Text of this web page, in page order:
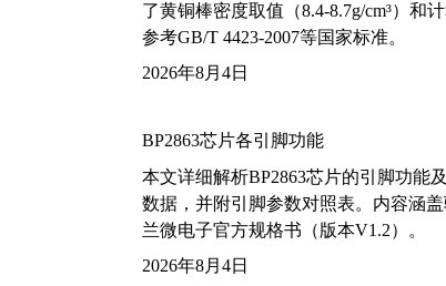
了黄铜棒密度取值（8.4-8.7g/cm³）
参考GB/T 4423-2007等国家标准。
2026年8月4日
BP2863芯片各引脚功能
本文详细解析BP2863芯片的引脚功能
数据，并附引脚参数对照表。内容涵
兰微电子官方规格书（版本V1.2）。
2026年8月4日